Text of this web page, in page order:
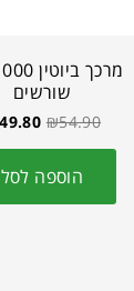
שורשים
₪54.90
49.80
הוספה לסל